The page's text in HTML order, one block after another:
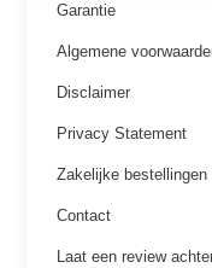
Garantie
Algemene
Disclaimer
Privacy Statement
Zakelijke bestellingen
Contact
Laat een review